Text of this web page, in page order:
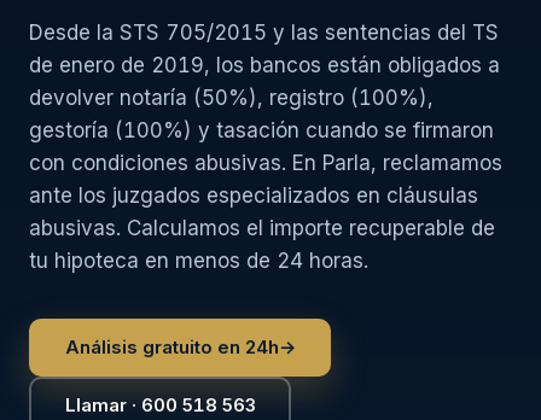
Desde la STS 705/2015 y las sentencias del TS
de enero de 2019, los bancos están obligados a
devolver notaría (50%), registro (100%),
gestoría (100%) y tasación cuando se firmaron
con condiciones abusivas. En Parla, reclamamos
ante los juzgados especializados en cláusulas
abusivas. Calculamos el importe recuperable de
tu hipoteca en menos de 24 horas.
Análisis gratuito en 24h→
Llamar · 600 518 563